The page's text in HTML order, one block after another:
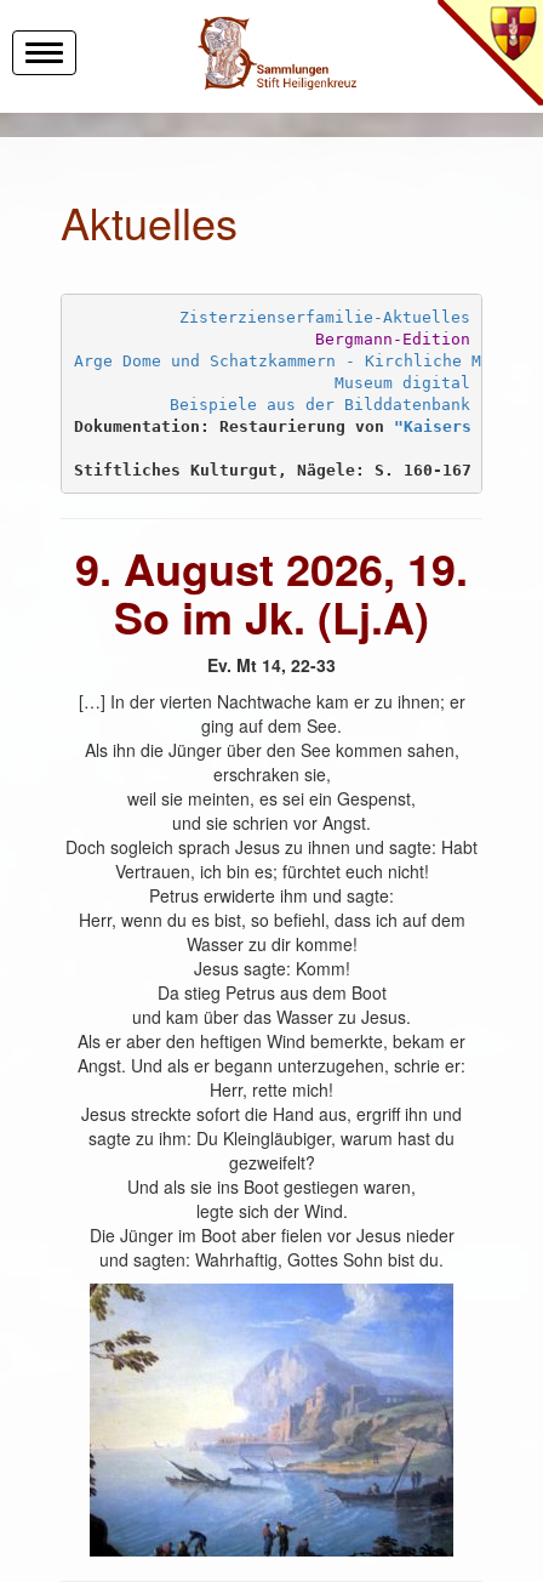
Toggle
navigation
Aktuelles
Zisterzienserfamilie-Aktuelles
Bergmann-Edition
Arge Dome und Schatzkammern - Kirchliche Museen
Museum digital
Beispiele aus der Bilddatenbank
Dokumentation: Restaurierung von "Kaisers
Stiftliches Kulturgut, Nägele: S. 160-167
9. August 2026, 19.
So im Jk. (Lj.A)
Ev. Mt 14, 22-33
[…] In der vierten Nachtwache kam er zu ihnen; er
ging auf dem See.
Als ihn die Jünger über den See kommen sahen,
erschraken sie,
weil sie meinten, es sei ein Gespenst,
und sie schrien vor Angst.
Doch sogleich sprach Jesus zu ihnen und sagte: Habt
Vertrauen, ich bin es; fürchtet euch nicht!
Petrus erwiderte ihm und sagte:
Herr, wenn du es bist, so befiehl, dass ich auf dem
Wasser zu dir komme!
Jesus sagte: Komm!
Da stieg Petrus aus dem Boot
und kam über das Wasser zu Jesus.
Als er aber den heftigen Wind bemerkte, bekam er
Angst. Und als er begann unterzugehen, schrie er:
Herr, rette mich!
Jesus streckte sofort die Hand aus, ergriff ihn und
sagte zu ihm: Du Kleingläubiger, warum hast du
gezweifelt?
Und als sie ins Boot gestiegen waren,
legte sich der Wind.
Die Jünger im Boot aber fielen vor Jesus nieder
und sagten: Wahrhaftig, Gottes Sohn bist du.